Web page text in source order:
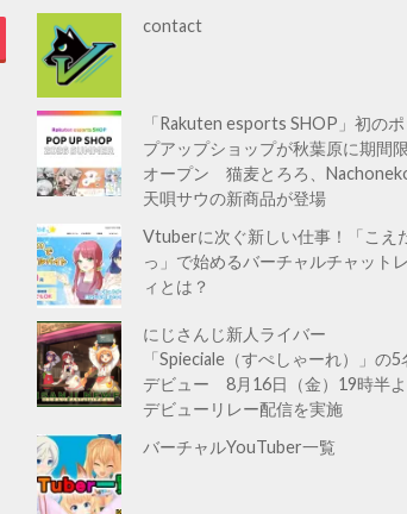
contact
「Rakuten esports SHOP」初のポ
プアップショップが秋葉原に期間
オープン 猫麦とろろ、Nachoneko
天唄サウの新商品が登場
Vtuberに次ぐ新しい仕事！「こえ
っ」で始めるバーチャルチャット
ィとは？
にじさんじ新人ライバー
「Spieciale（すぺしゃーれ）」の5
デビュー 8月16日（金）19時半よ
デビューリレー配信を実施
バーチャルYouTuber一覧